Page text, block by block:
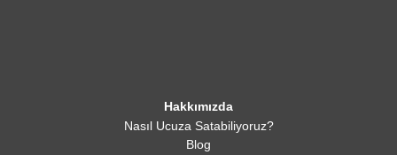
Hakkımızda
Nasıl Ucuza Satabiliyoruz?
Blog